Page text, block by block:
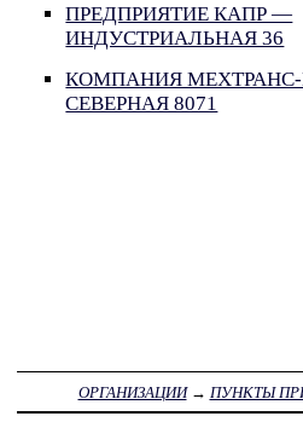
ПРЕДПРИЯТИЕ КАПР —
ИНДУСТРИАЛЬНАЯ 36
КОМПАНИЯ
СЕВЕРНАЯ 8071
ОРГАНИЗАЦИИ→ ПУНКТЫ